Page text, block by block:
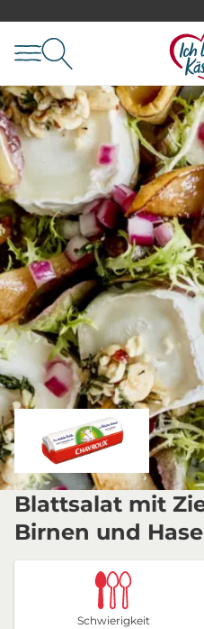
Blattsalat mit
Birnen und
Schwierigkeit